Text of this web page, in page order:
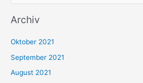
c
n
n
Archiv
Oktober 2021
September 2021
August 2021